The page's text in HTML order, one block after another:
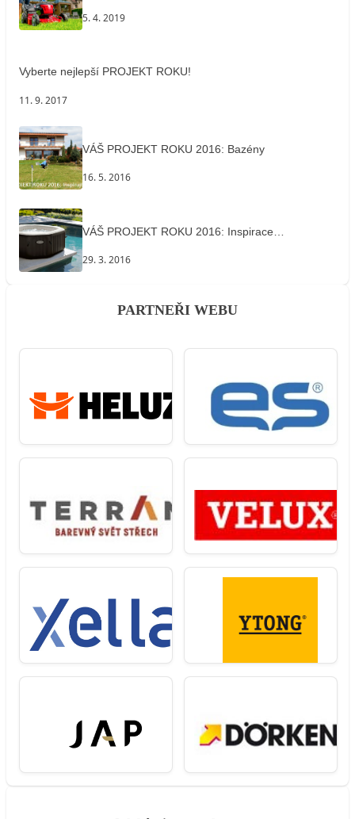
5. 4. 2019
Vyberte nejlepší PROJEKT ROKU!
11. 9. 2017
VÁŠ PROJEKT ROKU 2016: Bazény
16. 5. 2016
VÁŠ PROJEKT ROKU 2016: Inspirace…
29. 3. 2016
PARTNEŘI WEBU